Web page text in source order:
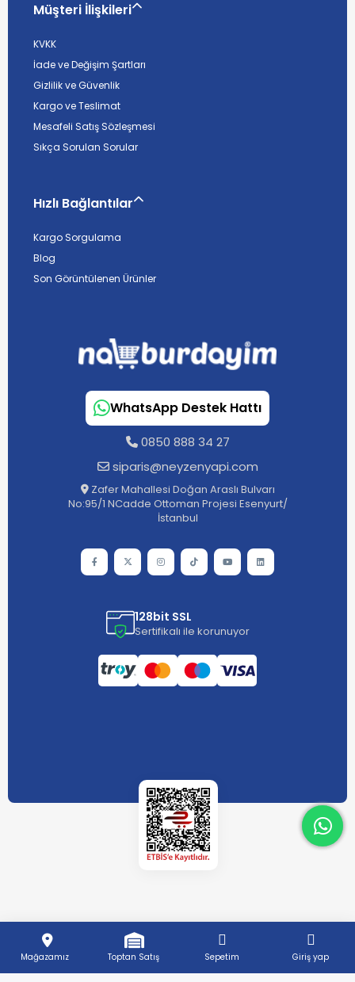
Mağazamız Toptan Satış Sepetim Giriş yap
Müşteri İlişkileri
KVKK
İade ve Değişim Şartları
Gizlilik ve Güvenlik
Kargo ve Teslimat
Mesafeli Satış Sözleşmesi
Sıkça Sorulan Sorular
Hızlı Bağlantılar
Kargo Sorgulama
Blog
Son Görüntülenen Ürünler
WhatsApp Destek Hattı
0850 888 34 27
siparis@neyzenyapi.com
Zafer Mahallesi Doğan Araslı Bulvarı
No:95/1 NCadde Ottoman Projesi Esenyurt/
İstanbul
128bit SSL
Sertifikalı ile korunuyor